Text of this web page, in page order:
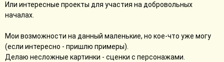
Или интересные проекты для участия на добровольных
началах.
Мои возможности на данный маленькие, но кое-что уже могу
(если интересно - пришлю примеры).
Делаю несложные картинки - сценки с персонажами.